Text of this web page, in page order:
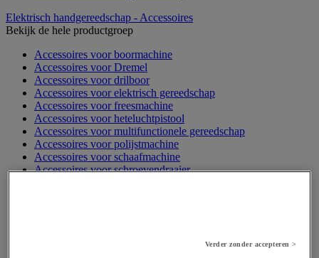
Elektrisch handgereedschap - Accessoires
Bekijk de hele productgroep
Accessoires voor boormachine
Accessoires voor Dremel
Accessoires voor drilboor
Accessoires voor elektrisch gereedschap
Accessoires voor freesmachine
Accessoires voor heteluchtpistool
Accessoires voor multifunctionele gereedschap
Accessoires voor polijstmachine
Accessoires voor schaafmachine
Accessoires voor schroevendraaier
Verder zonder accepteren >